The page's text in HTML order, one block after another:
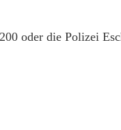
oder die Polizei